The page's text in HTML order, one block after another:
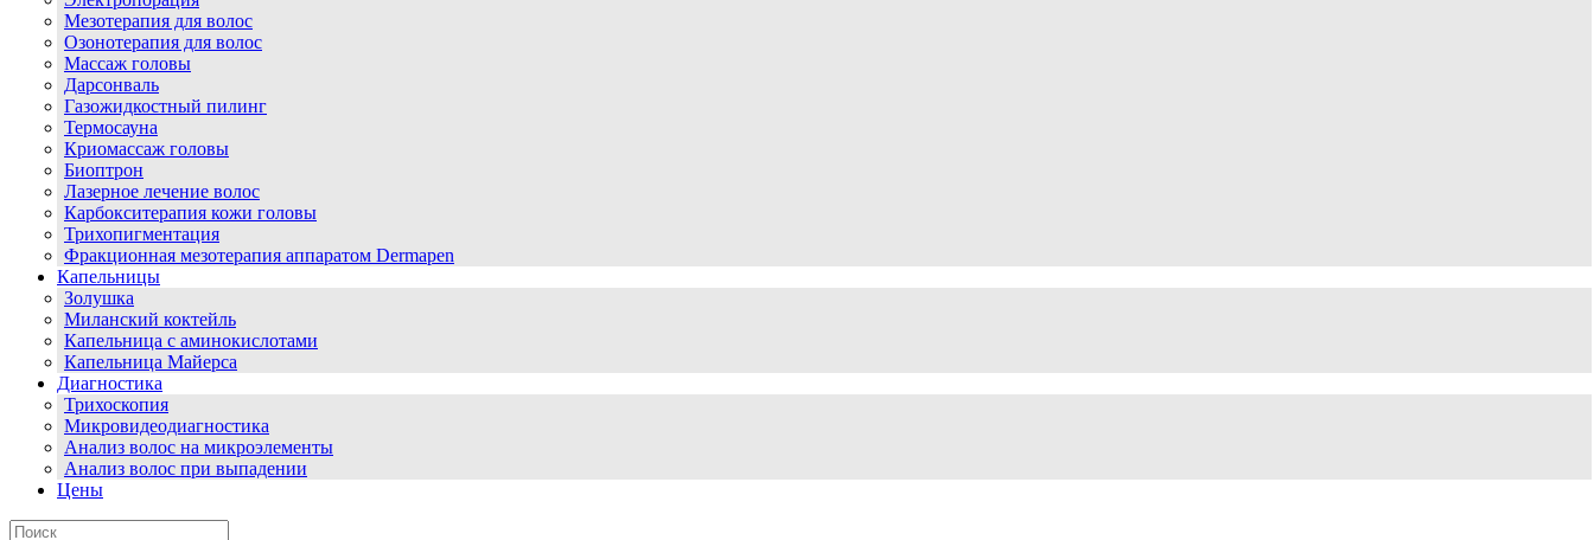
Мезотерапия для волос
Озонотерапия для волос
Массаж головы
Дарсонваль
Газожидкостный пилинг
Термосауна
Криомассаж головы
Биоптрон
Лазерное лечение волос
Карбокситерапия кожи головы
Трихопигментация
Фракционная мезотерапия аппаратом Dermapen
Капельницы
Золушка
Миланский коктейль
Капельница с аминокислотами
Капельница Майерса
Диагностика
Трихоскопия
Микровидеодиагностика
Анализ волос на микроэлементы
Анализ волос при выпадении
Цены